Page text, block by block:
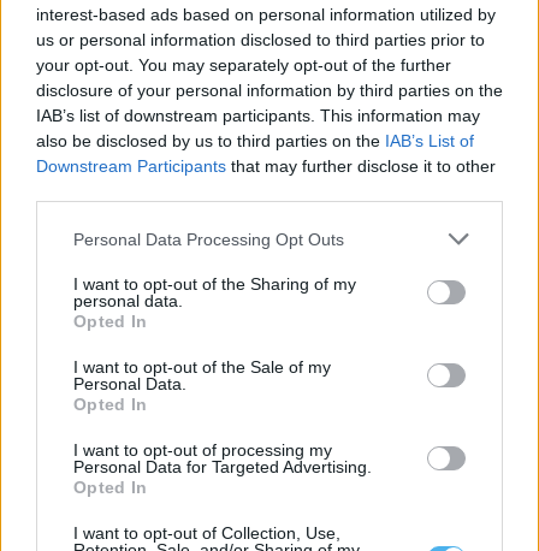
interest-based ads based on personal information utilized by
us or personal information disclosed to third parties prior to
your opt-out. You may separately opt-out of the further
disclosure of your personal information by third parties on the
IAB’s list of downstream participants. This information may
also be disclosed by us to third parties on the IAB’s List of
Downstream Participants that may further disclose it to other
Personal Data Processing Opt Outs
I want to opt-out of the Sharing of my
personal data.
Opted In
I want to opt-out of the Sale of my
Personal Data.
Opted In
I want to opt-out of processing my
Personal Data for Targeted Advertising.
Opted In
I want to opt-out of Collection, Use,
Presidente da República entre flores de papel: As imagens da
visita às Festas do Povo de Campo Maior
O Presidente da República, António José Seguro, presidiu este